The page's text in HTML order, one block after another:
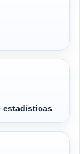
estadísticas